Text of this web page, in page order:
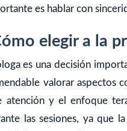
es hablar con
elegir a la
es una decisión
valorar aspectos
atención y el enfoque
las sesiones, ya que